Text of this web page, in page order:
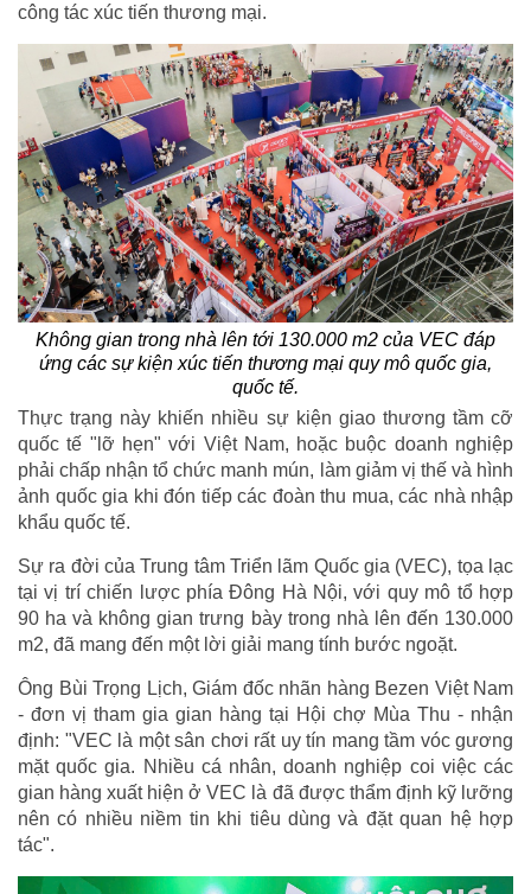
công tác xúc tiến thương mại.
Không gian trong nhà lên tới 130.000 m2 của VEC đáp
ứng các sự kiện xúc tiến thương mại quy mô quốc gia,
quốc tế.
Thực trạng này khiến nhiều sự kiện giao thương tầm cỡ
quốc tế "lỡ hẹn" với Việt Nam, hoặc buộc doanh nghiệp
phải chấp nhận tổ chức manh mún, làm giảm vị thế và hình
ảnh quốc gia khi đón tiếp các đoàn thu mua, các nhà nhập
khẩu quốc tế.
Sự ra đời của Trung tâm Triển lãm Quốc gia (VEC), tọa lạc
tại vị trí chiến lược phía Đông Hà Nội, với quy mô tổ hợp
90 ha và không gian trưng bày trong nhà lên đến 130.000
m2, đã mang đến một lời giải mang tính bước ngoặt.
Ông Bùi Trọng Lịch, Giám đốc nhãn hàng Bezen Việt Nam
- đơn vị tham gia gian hàng tại Hội chợ Mùa Thu - nhận
định: "VEC là một sân chơi rất uy tín mang tầm vóc gương
mặt quốc gia. Nhiều cá nhân, doanh nghiệp coi việc các
gian hàng xuất hiện ở VEC là đã được thẩm định kỹ lưỡng
nên có nhiều niềm tin khi tiêu dùng và đặt quan hệ hợp
tác".